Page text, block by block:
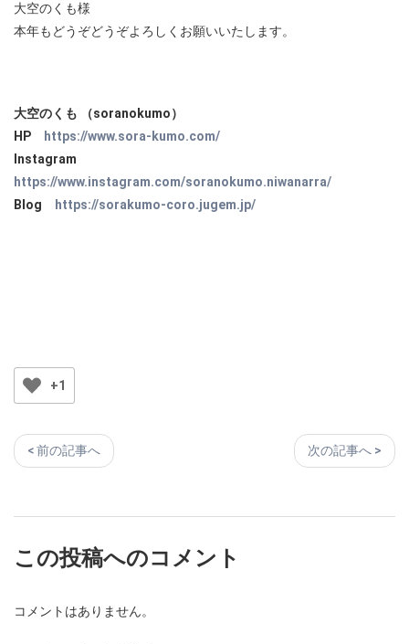
大空のくも様
本年もどうぞどうぞよろしくお願いいたします。
大空のくも （soranokumo）
HP
https://www.sora-kumo.com/
Instagram
https://www.instagram.com/soranokumo.niwanarra/
Blog
https://sorakumo-coro.jugem.jp/
+1
< 前の記事へ 次の記事へ >
この投稿へのコメント
コメントはありません。